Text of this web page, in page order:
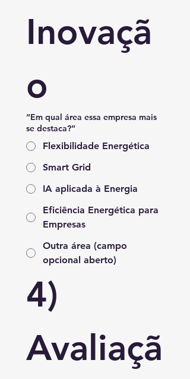
Inovaçã
o
“Em qual área essa empresa mais
se destaca?”
Flexibilidade Energética
Smart Grid
IA aplicada à Energia
Eficiência Energética para
Empresas
Outra área (campo
opcional aberto)
4)
Avaliaçã